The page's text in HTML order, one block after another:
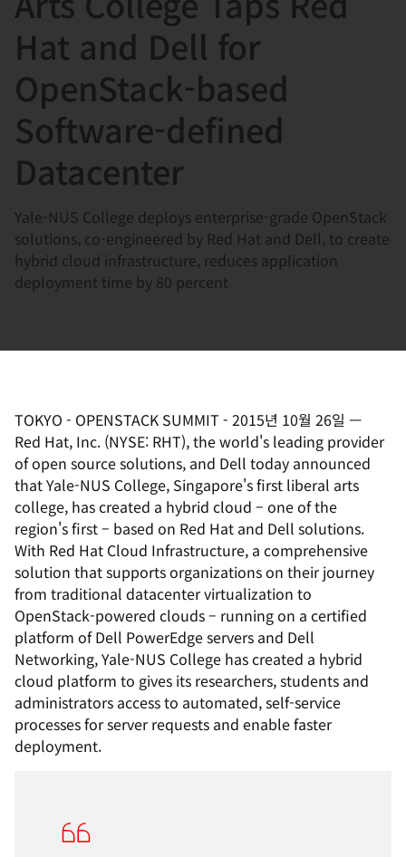
Hat and Dell for
OpenStack-based
Software-defined
Datacenter
Yale-NUS College deploys enterprise-grade OpenStack
solutions, co-engineered by Red Hat and Dell, to create
hybrid cloud infrastructure, reduces application
deployment time by 80 percent
TOKYO - OPENSTACK SUMMIT - 2015년 10월 26일 —
Red Hat, Inc. (NYSE: RHT), the world's leading provider
of open source solutions, and Dell today announced
that Yale-NUS College, Singapore's first liberal arts
college, has created a hybrid cloud – one of the
region's first – based on Red Hat and Dell solutions.
With Red Hat Cloud Infrastructure, a comprehensive
solution that supports organizations on their journey
from traditional datacenter virtualization to
OpenStack-powered clouds – running on a certified
platform of Dell PowerEdge servers and Dell
Networking, Yale-NUS College has created a hybrid
cloud platform to gives its researchers, students and
administrators access to automated, self-service
processes for server requests and enable faster
deployment.